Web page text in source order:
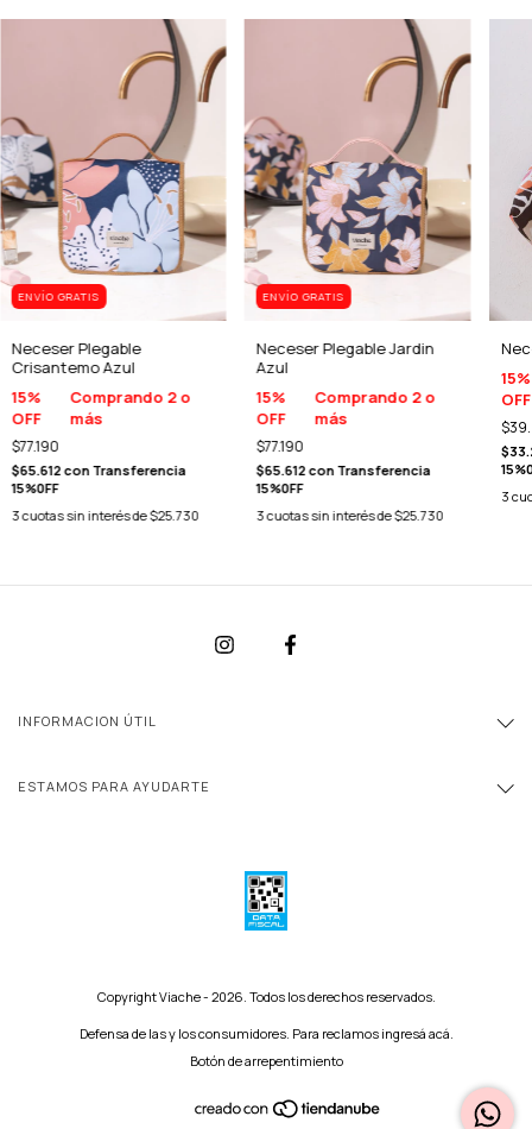
ENVÍO GRATIS
Neceser Plegable
Crisantemo Azul
15%
OFF
Comprando 2 o
más
$77.190
$65.612 con Transferencia
15%0FF
3cuotas sin interés de$25.730
ENVÍO GRATIS
Neceser Plegable Jardin
Azul
15%
OFF
Comprando 2 o
más
$77.190
$65.612 con Transferencia
15%0FF
3cuotas sin interés de$25.730
15%
OFF
3
INFORMACION ÚTIL
ESTAMOS PARA AYUDARTE
Copyright Viache - 2026. Todos los derechos reservados.
Defensa de las y los consumidores. Para reclamos ingresá acá.
Botón de arrepentimiento